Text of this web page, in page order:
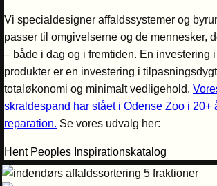
Vi specialdesigner affaldssystemer og
passer til omgivelserne og de mennesker,
– både i dag og i fremtiden. En investering
produkter er en investering i
totaløkonomi og minimalt vedligehold.
skraldespand har stået i Odense Zoo i 20+
reparation. Se vores udvalg her:
Hent Peoples Inspirationskatalog